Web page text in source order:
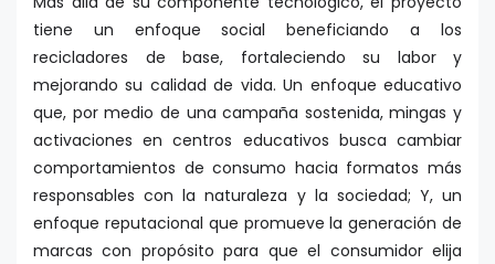
tiene un enfoque social beneficiando a los
recicladores de base, fortaleciendo su labor y
mejorando su calidad de vida. Un enfoque educativo
que, por medio de una campaña sostenida, mingas y
activaciones en centros educativos busca cambiar
comportamientos de consumo hacia formatos más
responsables con la naturaleza y la sociedad; Y, un
enfoque reputacional que promueve la generación de
marcas con propósito para que el consumidor elija